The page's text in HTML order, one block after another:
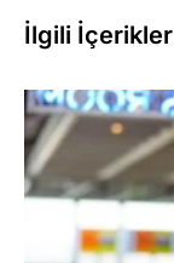
İlgili İçerikler